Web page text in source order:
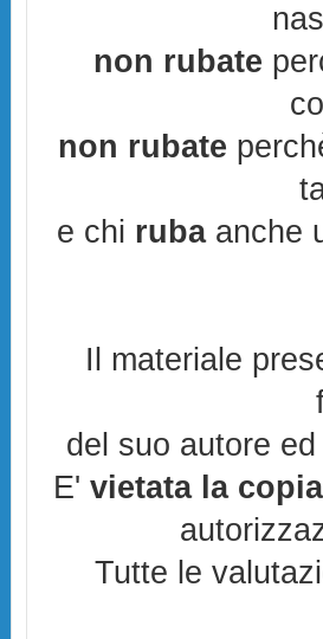
non rubate
non rubate
e chi rubaanche
Il materiale
del suo autore
E'vietata la copia
Tutte le